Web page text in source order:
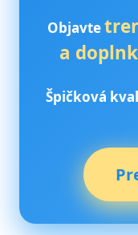
Objavte
a
Špičková